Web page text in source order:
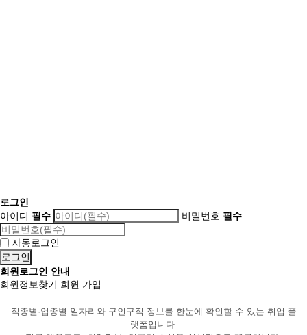
로그인
아이디 필수 비밀번호 필수
자동로그인
회원로그인 안내
회원정보찾기 회원 가입
직종별·업종별 일자리와 구인구직 정보를 한눈에 확인할 수 있는 취업 플
랫폼입니다.